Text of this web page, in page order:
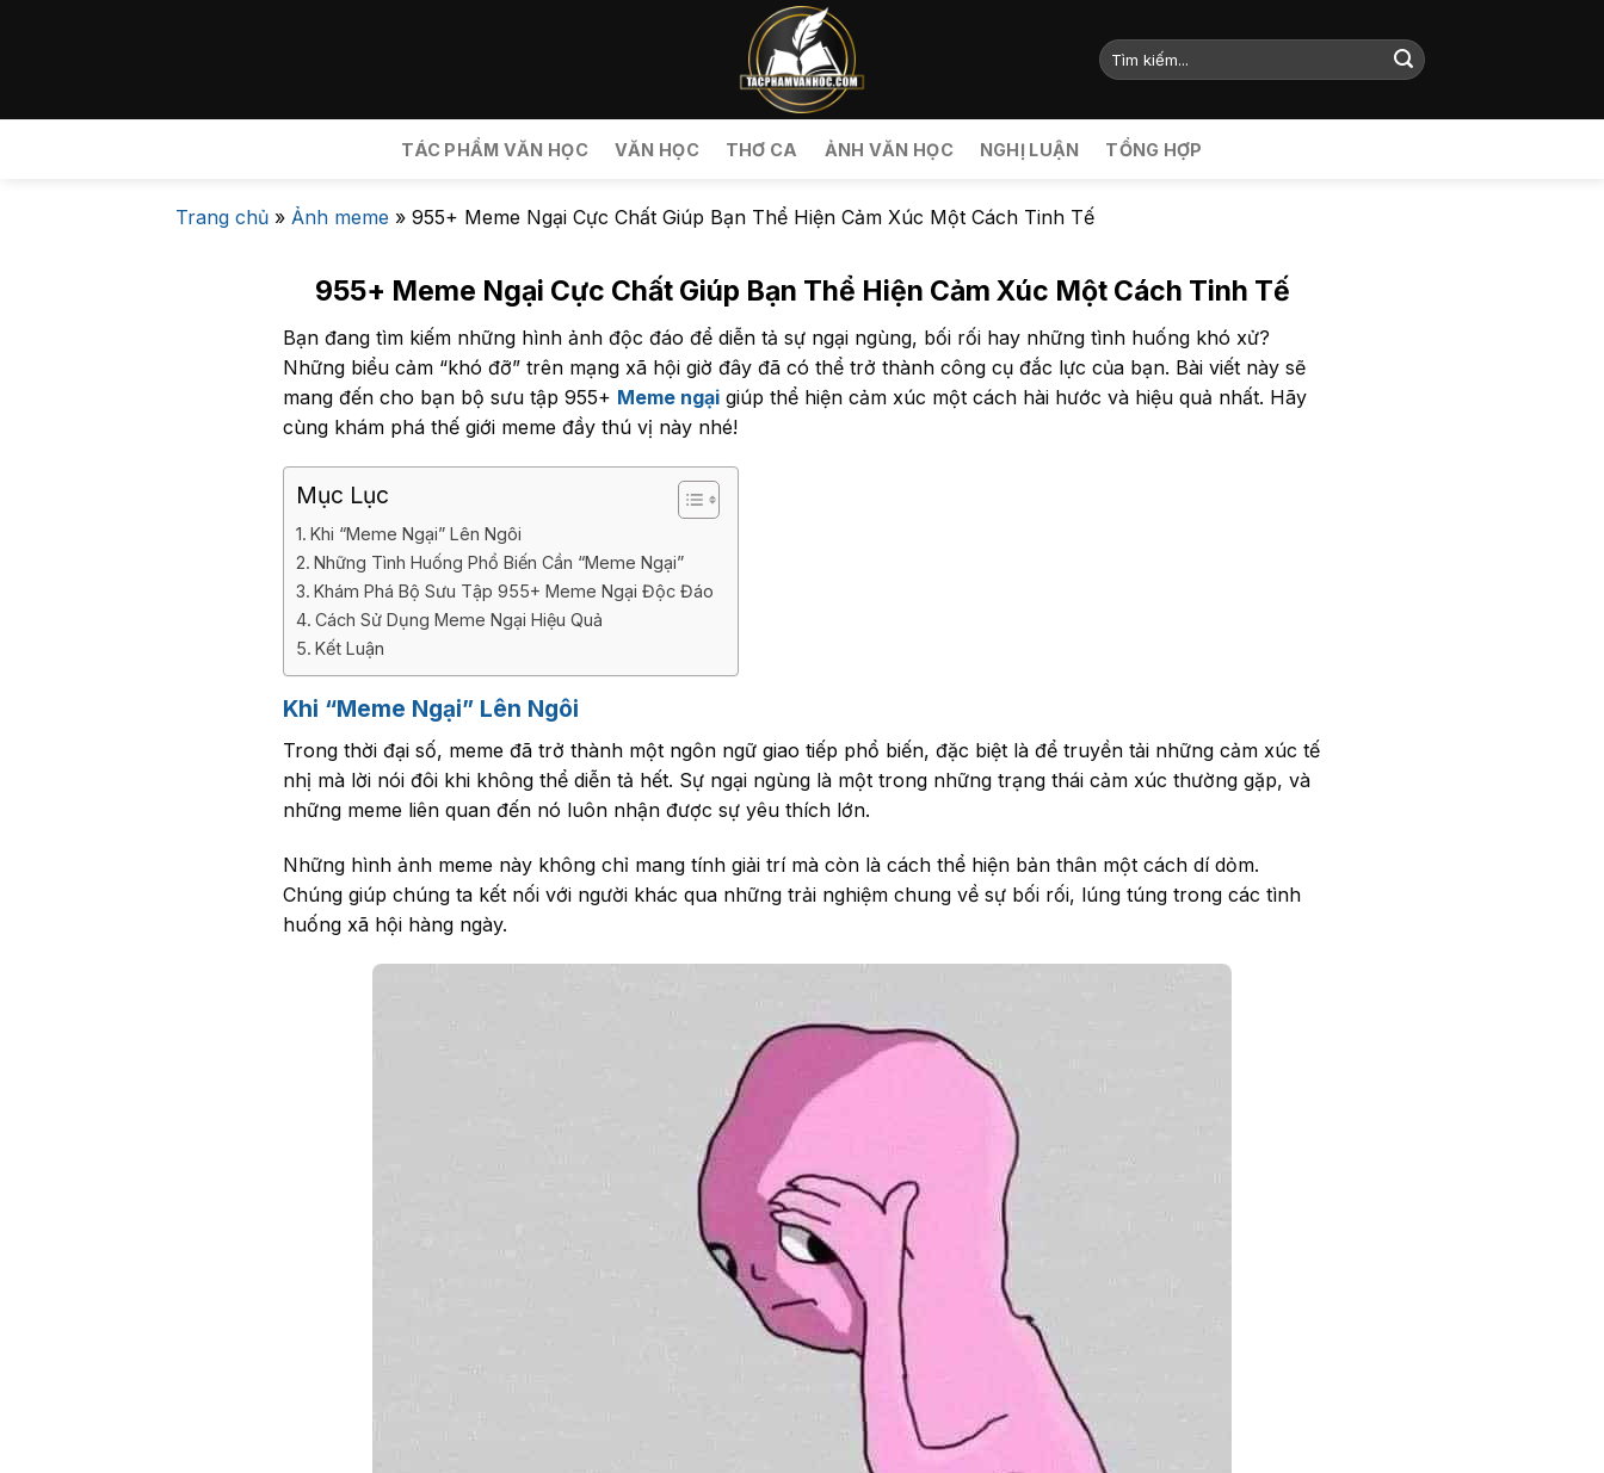
TÁC PHẨM VĂN HỌC VĂN HỌC THƠ CA ẢNH VĂN HỌC NGHỊ LUẬN TỔNG HỢP
Trang chủ » Ảnh meme » 955+ Meme Ngại Cực Chất Giúp Bạn Thể Hiện Cảm Xúc Một Cách Tinh Tế
955+ Meme Ngại Cực Chất Giúp Bạn Thể Hiện Cảm Xúc Một Cách Tinh Tế
Bạn đang tìm kiếm những hình ảnh độc đáo để diễn tả sự ngại ngùng, bối rối hay những tình huống khó xử?
Những biểu cảm “khó đỡ” trên mạng xã hội giờ đây đã có thể trở thành công cụ đắc lực của bạn. Bài viết này sẽ
mang đến cho bạn bộ sưu tập 955+ Meme ngại giúp thể hiện cảm xúc một cách hài hước và hiệu quả nhất. Hãy
cùng khám phá thế giới meme đầy thú vị này nhé!
Mục Lục
Khi “Meme Ngại” Lên Ngôi
Những Tình Huống Phổ Biến Cần “Meme Ngại”
Khám Phá Bộ Sưu Tập 955+ Meme Ngại Độc Đáo
Cách Sử Dụng Meme Ngại Hiệu Quả
Kết Luận
Khi “Meme Ngại” Lên Ngôi
Trong thời đại số, meme đã trở thành một ngôn ngữ giao tiếp phổ biến, đặc biệt là để truyền tải những cảm xúc tế
nhị mà lời nói đôi khi không thể diễn tả hết. Sự ngại ngùng là một trong những trạng thái cảm xúc thường gặp, và
những meme liên quan đến nó luôn nhận được sự yêu thích lớn.
Những hình ảnh meme này không chỉ mang tính giải trí mà còn là cách thể hiện bản thân một cách dí dỏm.
Chúng giúp chúng ta kết nối với người khác qua những trải nghiệm chung về sự bối rối, lúng túng trong các tình
huống xã hội hàng ngày.